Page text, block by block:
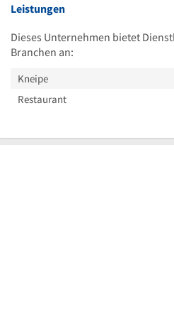
Leistungen
Dieses Unternehmen bietet
Branchen an:
Kneipe
Restaurant